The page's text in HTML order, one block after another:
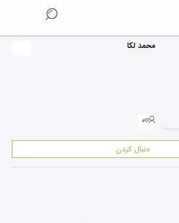
محمد لکا
۰
دنبال کردن